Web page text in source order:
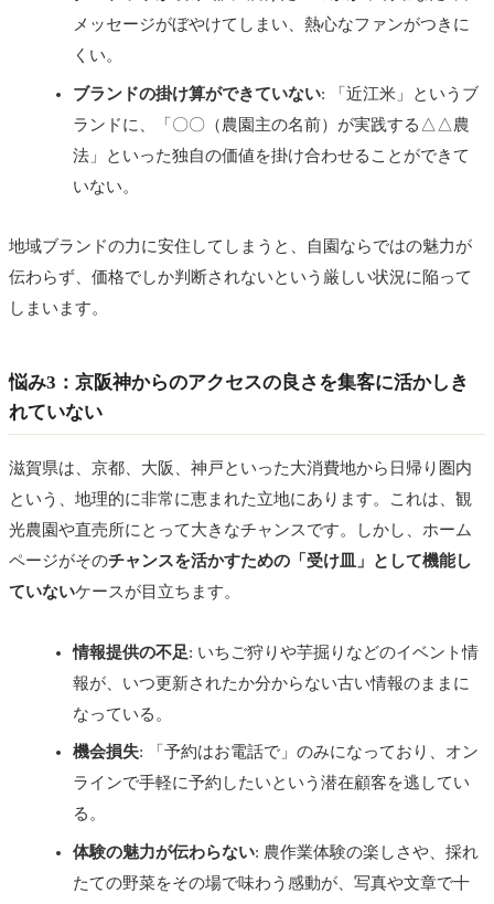
メッセージがぼやけてしまい、熱心なファンがつきに
くい。
ブランドの掛け算ができていない: 「近江米」というブ
ランドに、「〇〇（農園主の名前）が実践する△△農
法」といった独自の価値を掛け合わせることができて
いない。
地域ブランドの力に安住してしまうと、自園ならではの魅力が
伝わらず、価格でしか判断されないという厳しい状況に陥って
しまいます。
悩み3：京阪神からのアクセスの良さを集客に活かしき
れていない
滋賀県は、京都、大阪、神戸といった大消費地から日帰り圏内
という、地理的に非常に恵まれた立地にあります。これは、観
光農園や直売所にとって大きなチャンスです。しかし、ホーム
ページがそのチャンスを活かすための「受け皿」として機能し
ていないケースが目立ちます。
情報提供の不足: いちご狩りや芋掘りなどのイベント情
報が、いつ更新されたか分からない古い情報のままに
なっている。
機会損失: 「予約はお電話で」のみになっており、オン
ラインで手軽に予約したいという潜在顧客を逃してい
る。
体験の魅力が伝わらない: 農作業体験の楽しさや、採れ
たての野菜をその場で味わう感動が、写真や文章で十